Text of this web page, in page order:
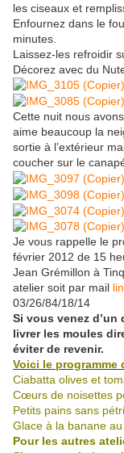
les ciseaux et
Enfournez dans le
minutes.
Laissez-les refroidir
Décorez avec du
Cette nuit nous
aime beaucoup la
sortie à l’extérieur
coucher sur le
Je vous rappelle le
février 2012 de 15
Jean Grémillon à
atelier soit par mail
03/26/84/18/14
Si vous venez
livrer les moules
éviter de revenir.
Voici le programme
Ciabatta olives et
Cœurs de noisettes
Petits pains sans
Glace à la banane au
Pour les autres